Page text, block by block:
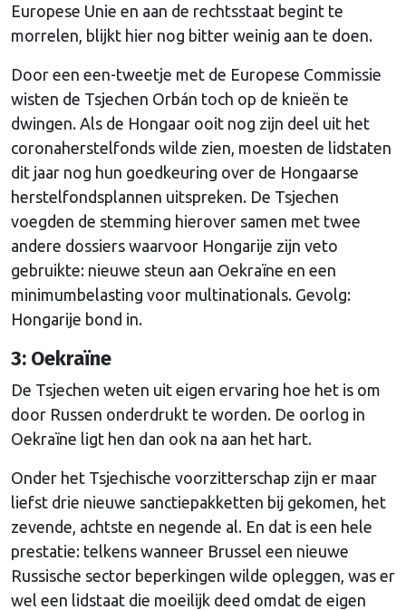
Europese Unie en aan de rechtsstaat begint te
morrelen, blijkt hier nog bitter weinig aan te doen.
Door een een-tweetje met de Europese Commissie
wisten de Tsjechen Orbán toch op de knieën te
dwingen. Als de Hongaar ooit nog zijn deel uit het
coronaherstelfonds wilde zien, moesten de lidstaten
dit jaar nog hun goedkeuring over de Hongaarse
herstelfondsplannen uitspreken. De Tsjechen
voegden de stemming hierover samen met twee
andere dossiers waarvoor Hongarije zijn veto
gebruikte: nieuwe steun aan Oekraïne en een
minimumbelasting voor multinationals. Gevolg:
Hongarije bond in.
3: Oekraïne
De Tsjechen weten uit eigen ervaring hoe het is om
door Russen onderdrukt te worden. De oorlog in
Oekraïne ligt hen dan ook na aan het hart.
Onder het Tsjechische voorzitterschap zijn er maar
liefst drie nieuwe sanctiepakketten bij gekomen, het
zevende, achtste en negende al. En dat is een hele
prestatie: telkens wanneer Brussel een nieuwe
Russische sector beperkingen wilde opleggen, was er
wel een lidstaat die moeilijk deed omdat de eigen